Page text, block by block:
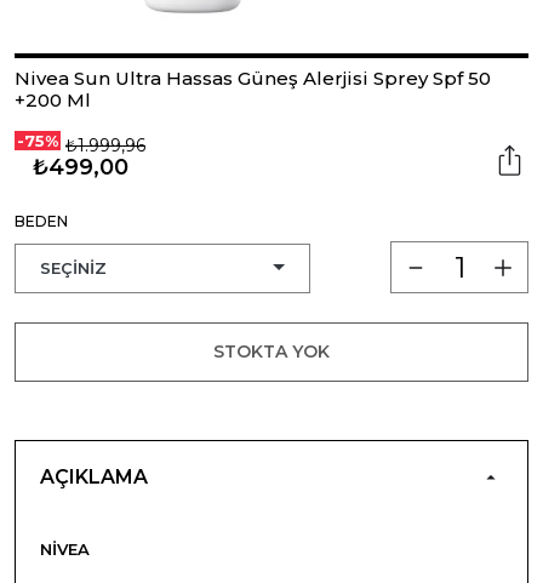
Nivea Sun Ultra Hassas Güneş Alerjisi Sprey Spf 50
+200 Ml
-75% ₺1.999,96
₺499,00
BEDEN
STOKTA YOK
AÇIKLAMA
NIVEA